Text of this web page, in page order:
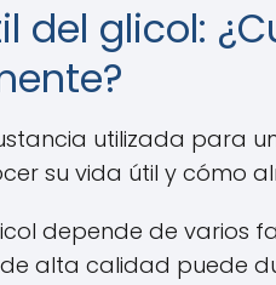
del glicol:
utilizada para
su vida útil y cómo
depende de varios
alta calidad puede